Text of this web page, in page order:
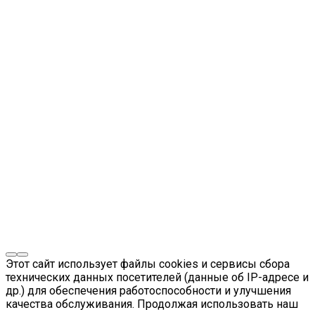
Этот сайт использует файлы cookies и сервисы сбора
технических данных посетителей (данные об IP-адресе и
др.) для обеспечения работоспособности и улучшения
качества обслуживания. Продолжая использовать наш